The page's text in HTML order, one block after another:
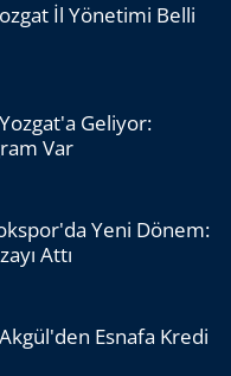
İl Yönetimi Belli
Geliyor:
Var
Yeni Dönem:
Attı
Esnafa Kredi